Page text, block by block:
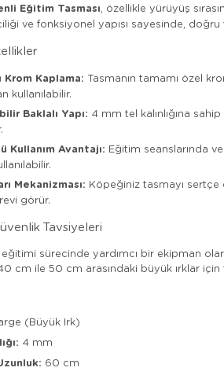
Eğitim Tasması, özellikle yürüyüş
ve fonksiyonel yapısı sayesinde,
Krom Kaplama: Tasmanın tamamı özel
kullanılabilir.
Baklalı Yapı: 4 mm tel kalınlığına
Kullanım Avantajı: Eğitim seanslarında
Mekanizması: Köpeğiniz tasmayı sertçe
görür.
Tavsiyeleri
sürecinde yardımcı bir ekipman
cm ile 50 cm arasındaki büyük ırklar için
(Büyük Irk)
4 mm
60 cm